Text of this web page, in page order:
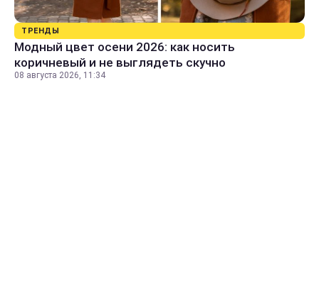
ТРЕНДЫ
Модный цвет осени 2026: как носить
коричневый и не выглядеть скучно
08 августа 2026, 11:34